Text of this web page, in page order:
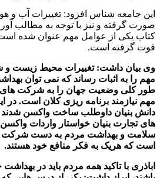
این جامعه شناس افزود: تغییرات آب و
صورت گرفته و نیز با توجه به مطالب
کتاب یکی از عوامل مهم عنوان شده
قوت گرفته است.
وی بیان داشت: تغییرات محیط زیست و
مهم را به اثبات رساند که نمی توان
طور کلی وضعیت جهان را به شرکت
مهم نیازمند برنامه ریزی کلان است.
دانش بنیان داوطلب ساخت واکسن
های تجارت بنیان خواستار واردات
سلامت و بهداشت مردم به دست شرکت
است که هریک به فکر منافع خود هستند.
اباذری با تاکید همه مردم باید در